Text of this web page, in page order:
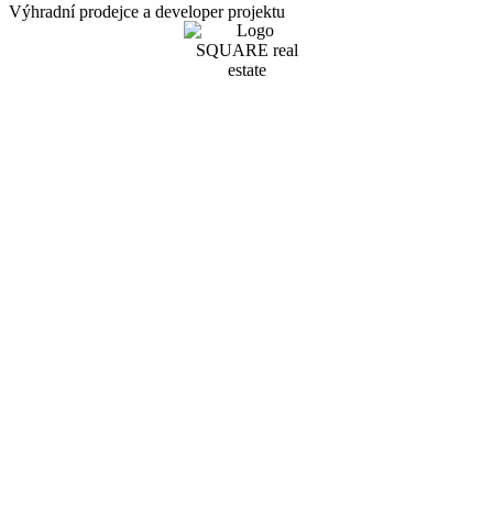
Výhradní prodejce a developer projektu